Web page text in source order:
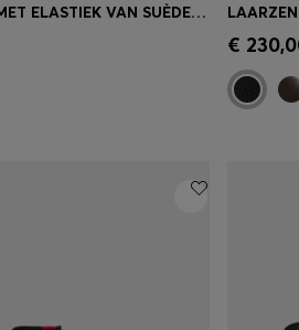
ENKELLAARZEN MET ELASTIEK VAN SUÈDE MET KENMERKENDE STREEPSTIKSELS
Snel
€